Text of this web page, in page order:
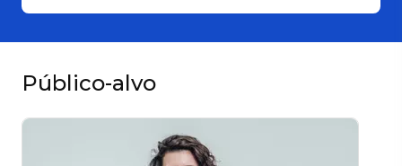
Público-alvo